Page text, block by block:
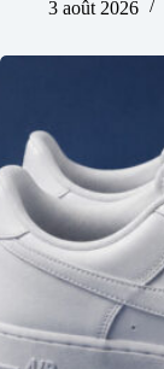
3 août 2026